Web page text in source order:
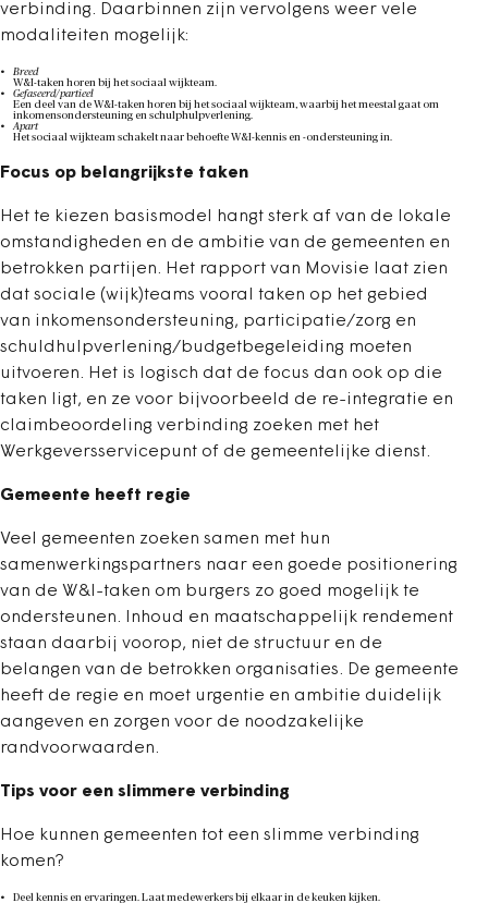
verbinding. Daarbinnen zijn vervolgens weer vele
modaliteiten mogelijk:
Breed
W&I-taken horen bij het sociaal wijkteam.
Gefaseerd/partieel
Een deel van de W&I-taken horen bij het sociaal wijkteam, waarbij het meestal gaat om
inkomensondersteuning en schulphulpverlening.
Apart
Het sociaal wijkteam schakelt naar behoefte W&I-kennis en -ondersteuning in.
Focus op belangrijkste taken
Het te kiezen basismodel hangt sterk af van de lokale
omstandigheden en de ambitie van de gemeenten en
betrokken partijen. Het rapport van Movisie laat zien
dat sociale (wijk)teams vooral taken op het gebied
van inkomensondersteuning, participatie/zorg en
schuldhulpverlening/budgetbegeleiding moeten
uitvoeren. Het is logisch dat de focus dan ook op die
taken ligt, en ze voor bijvoorbeeld de re-integratie en
claimbeoordeling verbinding zoeken met het
Werkgeversservicepunt of de gemeentelijke dienst.
Gemeente heeft regie
Veel gemeenten zoeken samen met hun
samenwerkingspartners naar een goede positionering
van de W&I-taken om burgers zo goed mogelijk te
ondersteunen. Inhoud en maatschappelijk rendement
staan daarbij voorop, niet de structuur en de
belangen van de betrokken organisaties. De gemeente
heeft de regie en moet urgentie en ambitie duidelijk
aangeven en zorgen voor de noodzakelijke
randvoorwaarden.
Tips voor een slimmere verbinding
Hoe kunnen gemeenten tot een slimme verbinding
komen?
Deel kennis en ervaringen. Laat medewerkers bij elkaar in de keuken kijken.